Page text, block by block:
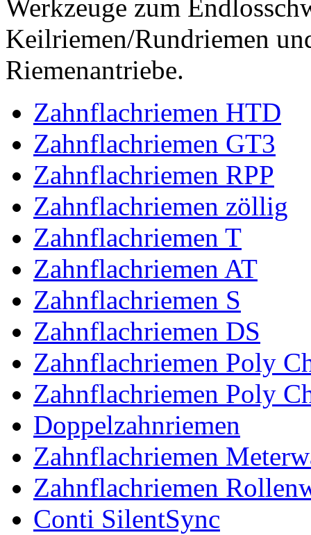
Werkzeuge zum
Keilriemen/Rundriemen
Riemenantriebe.
Zahnflachriemen HTD
Zahnflachriemen GT3
Zahnflachriemen RPP
Zahnflachriemen zöllig
Zahnflachriemen T
Zahnflachriemen AT
Zahnflachriemen S
Zahnflachriemen DS
Zahnflachriemen Poly
Zahnflachriemen Poly
Doppelzahnriemen
Zahnflachriemen
Zahnflachriemen
Conti SilentSync